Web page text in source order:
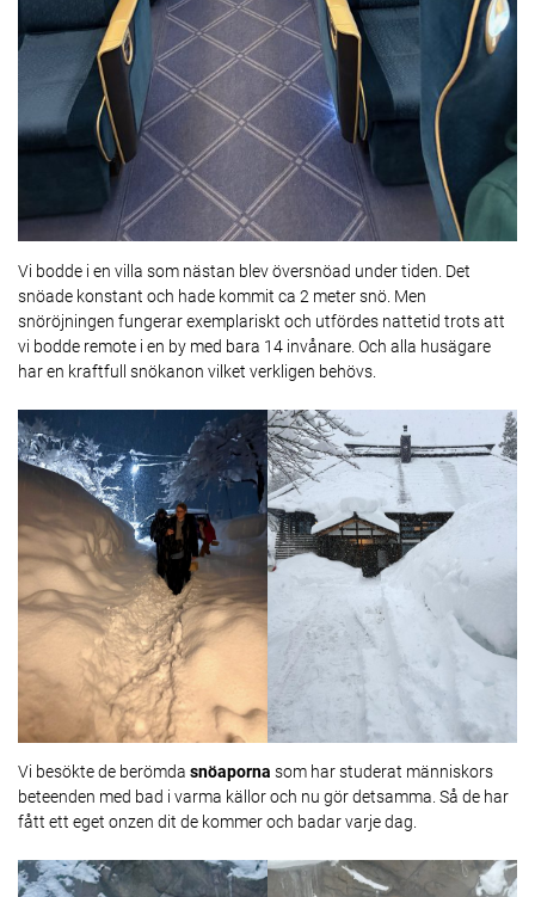
Vi bodde i en villa som nästan blev översnöad under tiden. Det
snöade konstant och hade kommit ca 2 meter snö. Men
snöröjningen fungerar exemplariskt och utfördes nattetid trots att
vi bodde remote i en by med bara 14 invånare. Och alla husägare
har en kraftfull snökanon vilket verkligen behövs.
Vi besökte de berömda snöaporna som har studerat människors
beteenden med bad i varma källor och nu gör detsamma. Så de har
fått ett eget onzen dit de kommer och badar varje dag.